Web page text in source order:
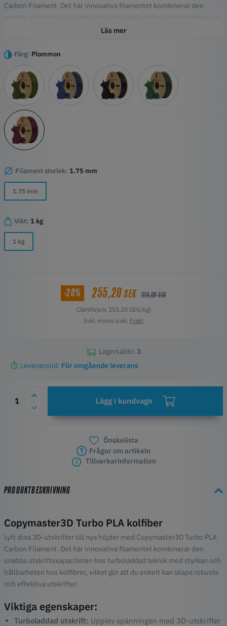
Carbon Filament. Det här innovativa filamentet kombinerar den
snabba utskriftskapaciteten hos turboladdad teknik med styrkan och
hållbarheten hos kolfibrer, vilket gör att du enkelt kan skapa robusta
Höjdpunkter
Turbo-laddad utskrift
PLA-bas av hög kvalitet
Precisionsdetaljering
KolfiberFörstärkning
Läs mer
Färg: Plommon
Filament storlek: 1.75 mm
1.75 mm
Vikt: 1 kg
1 kg
-20% 255,20SEK 319,00 SEK
(Jämförpris 255,20 SEK/kg)
Inkl. moms exkl. Frakt
Lagersaldo: 3
Leveranstid: För omgående leverans
Lägg i kundvagn
Önskelista
Frågor om artikeln
Tillverkarinformation
PRODUKTBESKRIVNING
Copymaster3D Turbo PLA kolfiber
Lyft dina 3D-utskrifter till nya höjder med Copymaster3D Turbo PLA
Carbon Filament. Det här innovativa filamentet kombinerar den
snabba utskriftskapaciteten hos turboladdad teknik med styrkan och
hållbarheten hos kolfibrer, vilket gör att du enkelt kan skapa robusta
och effektiva utskrifter.
Viktiga egenskaper:
Turboladdad utskrift: Upplev spänningen med 3D-utskrifter